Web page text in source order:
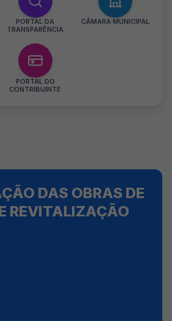
PORTAL DA
TRANSPARÊNCIA
CÂMARA MUNICIPAL
PORTAL DO
CONTRIBUINTE
DAS OBRAS DE
REVITALIZAÇÃO